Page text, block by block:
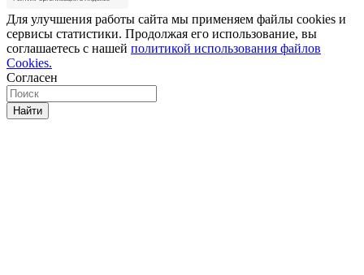
Для улучшения работы сайта мы применяем файлы cookies и
сервисы статистики. Продолжая его использование, вы
соглашаетесь с нашей политикой использования файлов
Cookies.
Согласен
Найти